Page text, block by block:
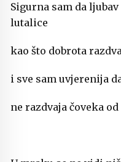
Sigurna sam da
lutalice
kao što dobrota
i sve sam uvjerenija
ne razdvaja čoveka